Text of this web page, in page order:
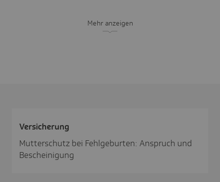
Mehr anzeigen
Versi­che­rung
Mutterschutz bei Fehlgeburten: Anspruch und
Bescheinigung